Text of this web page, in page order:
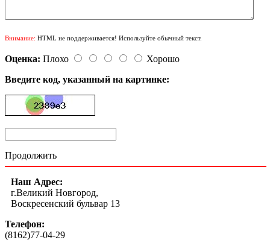
Внимание: HTML не поддерживается! Используйте обычный текст.
Оценка: Плохо
Хорошо
Введите код, указанный на картинке:
Продолжить
Наш Адрес:
г.Великий Новгород,
Воскресенский бульвар 13
Телефон:
(8162)77-04-29